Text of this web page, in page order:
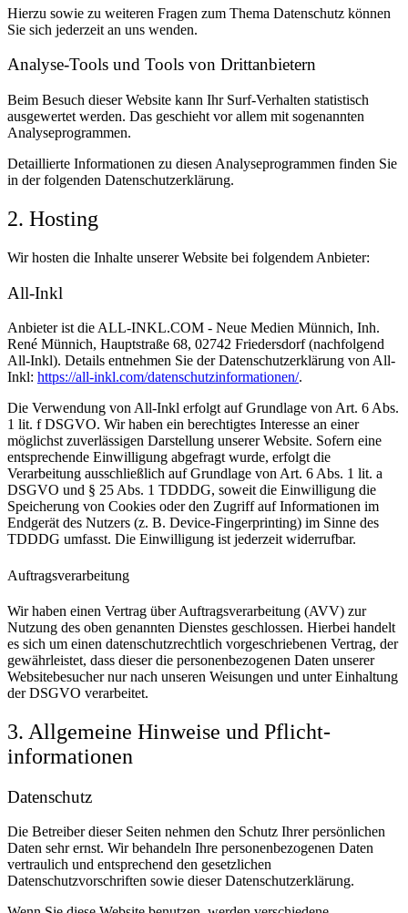
Hierzu sowie zu weiteren Fragen zum Thema Datenschutz können
Sie sich jederzeit an uns wenden.
Analyse-Tools und Tools von Dritt­anbietern
Beim Besuch dieser Website kann Ihr Surf-Verhalten statistisch
ausgewertet werden. Das geschieht vor allem mit sogenannten
Analyseprogrammen.
Detaillierte Informationen zu diesen Analyseprogrammen finden Sie
in der folgenden Datenschutzerklärung.
2. Hosting
Wir hosten die Inhalte unserer Website bei folgendem Anbieter:
All-Inkl
Anbieter ist die ALL-INKL.COM - Neue Medien Münnich, Inh.
René Münnich, Hauptstraße 68, 02742 Friedersdorf (nachfolgend
All-Inkl). Details entnehmen Sie der Datenschutzerklärung von All-
Inkl: https://all-inkl.com/datenschutzinformationen/.
Die Verwendung von All-Inkl erfolgt auf Grundlage von Art. 6 Abs.
1 lit. f DSGVO. Wir haben ein berechtigtes Interesse an einer
möglichst zuverlässigen Darstellung unserer Website. Sofern eine
entsprechende Einwilligung abgefragt wurde, erfolgt die
Verarbeitung ausschließlich auf Grundlage von Art. 6 Abs. 1 lit. a
DSGVO und § 25 Abs. 1 TDDDG, soweit die Einwilligung die
Speicherung von Cookies oder den Zugriff auf Informationen im
Endgerät des Nutzers (z. B. Device-Fingerprinting) im Sinne des
TDDDG umfasst. Die Einwilligung ist jederzeit widerrufbar.
Auftragsverarbeitung
Wir haben einen Vertrag über Auftragsverarbeitung (AVV) zur
Nutzung des oben genannten Dienstes geschlossen. Hierbei handelt
es sich um einen datenschutzrechtlich vorgeschriebenen Vertrag, der
gewährleistet, dass dieser die personenbezogenen Daten unserer
Websitebesucher nur nach unseren Weisungen und unter Einhaltung
der DSGVO verarbeitet.
3. Allgemeine Hinweise und Pflicht­
informationen
Datenschutz
Die Betreiber dieser Seiten nehmen den Schutz Ihrer persönlichen
Daten sehr ernst. Wir behandeln Ihre personenbezogenen Daten
vertraulich und entsprechend den gesetzlichen
Datenschutzvorschriften sowie dieser Datenschutzerklärung.